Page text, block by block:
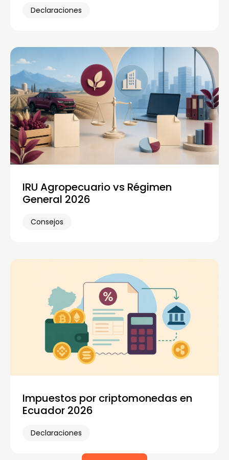
Declaraciones
IRU Agropecuario vs Régimen
General 2026
Consejos
Impuestos por criptomonedas en
Ecuador 2026
Declaraciones